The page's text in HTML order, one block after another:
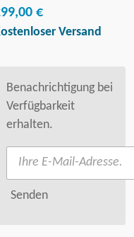
€
Versand
Benachrichtigung bei
Verfügbarkeit
erhalten.
Senden